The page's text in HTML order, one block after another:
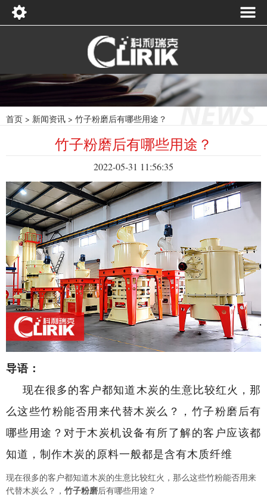
首页 > 新闻资讯 > 竹子粉磨后有哪些用途？
竹子粉磨后有哪些用途？
2022-05-31 11:56:35
导语：
现在很多的客户都知道木炭的生意比较红火，那
么这些竹粉能否用来代替木炭么？，竹子粉磨后有
哪些用途？对于木炭机设备有所了解的客户应该都
知道，制作木炭的原料一般都是含有木质纤维
现在很多的客户都知道木炭的生意比较红火，那么这些竹粉能否用来
代替木炭么？ ， 竹子粉磨后有哪些用途？